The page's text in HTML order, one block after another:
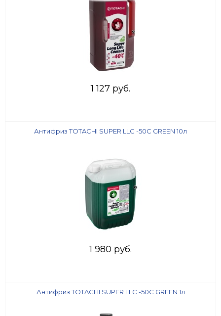
1 127 руб.
Антифриз TOTACHI SUPER LLC -50C GREEN 10л
1 980 руб.
Антифриз TOTACHI SUPER LLC -50C GREEN 1л